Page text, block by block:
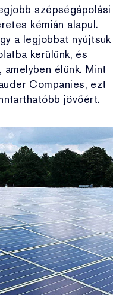
szépségápolási
kémián alapul.
a legjobbat nyújtsuk
kerülünk, és
élünk. Mint
Companies, ezt
jövőért.